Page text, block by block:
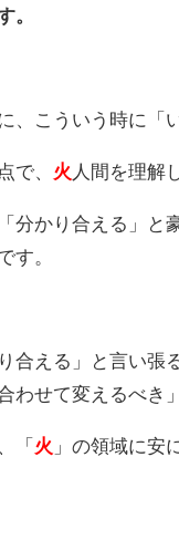
。
、こういう時に「
で、 火 人間を理解
分かり合える」と
す。
り合える」と言い
わせて変えるべき
「 火 」の領域に安